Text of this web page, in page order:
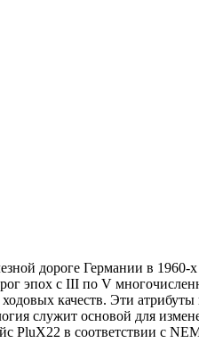
дороге Германии в
эпох с III по V
качеств. Эти
служит основой для
в соответствии с